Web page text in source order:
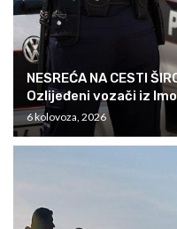
NESREĆA NA CESTI
Ozlijeđeni vozači iz
6 kolovoza, 2026